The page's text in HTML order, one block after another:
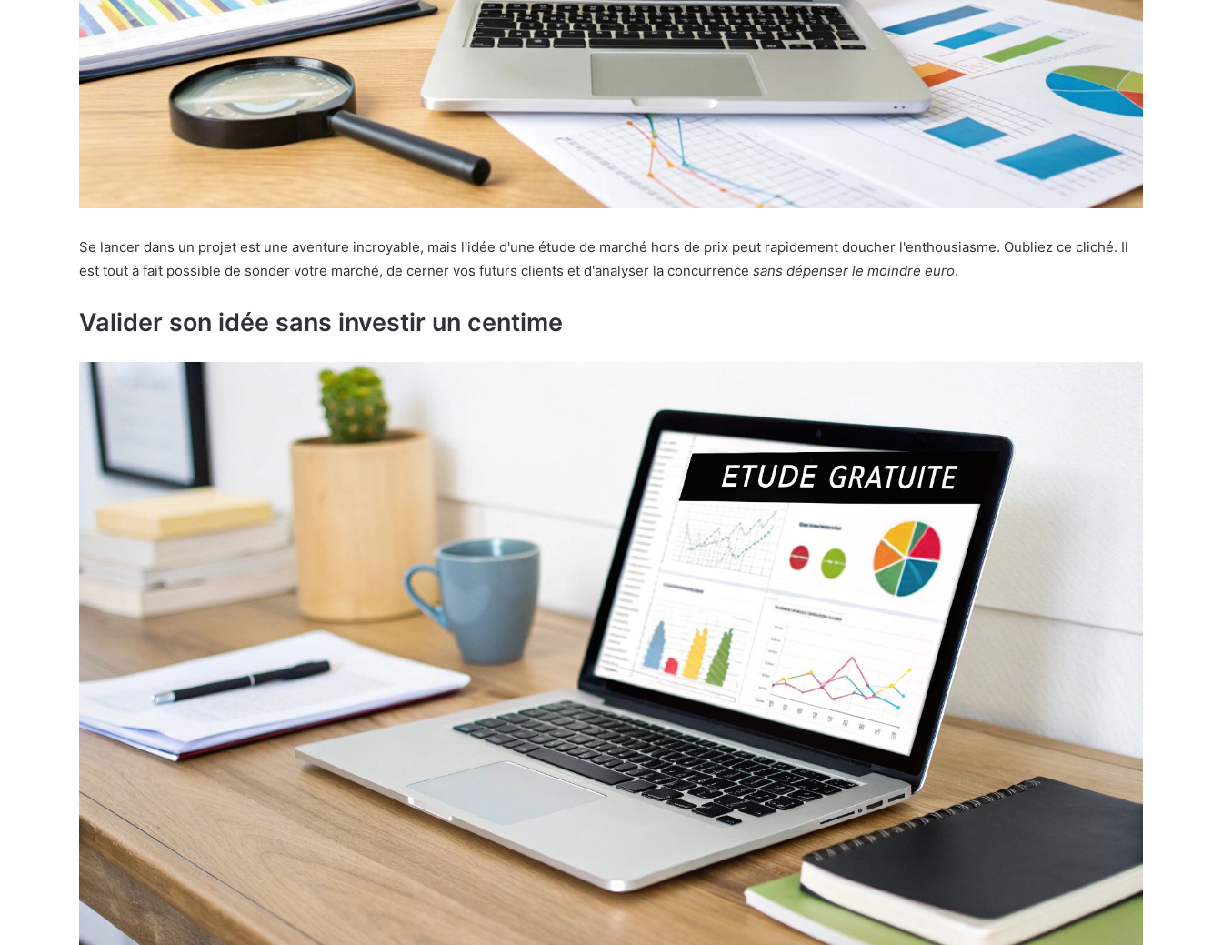
Se lancer dans un projet est une aventure incroyable, mais l'idée d'une étude de marché hors de prix peut rapidement doucher l'enthousiasme. Oubliez ce cliché. Il
est tout à fait possible de sonder votre marché, de cerner vos futurs clients et d'analyser la concurrence sans dépenser le moindre euro.
Valider son idée sans investir un centime